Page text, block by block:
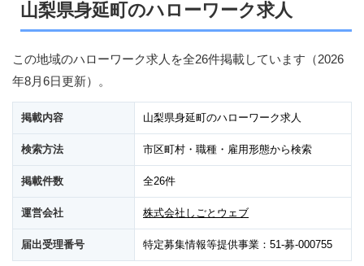
山梨県身延町のハローワーク求人
この地域のハローワーク求人を全26件掲載しています（2026
年8月6日更新）。
掲載内容 山梨県身延町のハローワーク求人
検索方法 市区町村・職種・雇用形態から検索
掲載件数 全26件
運営会社 株式会社しごとウェブ
届出受理番号 特定募集情報等提供事業：51-募-000755